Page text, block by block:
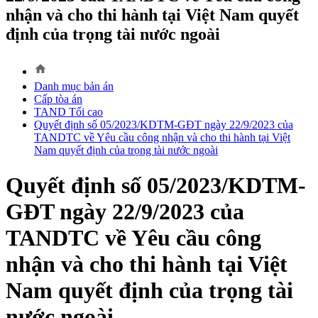
nhận và cho thi hành tại Việt Nam quyết
định của trọng tài nước ngoài
home
Danh mục bản án
Cấp tòa án
TAND Tối cao
Quyết định số 05/2023/KDTM-GĐT ngày 22/9/2023 của
TANDTC về Yêu cầu công nhận và cho thi hành tại Việt
Nam quyết định của trọng tài nước ngoài
Quyết định số 05/2023/KDTM-
GĐT ngày 22/9/2023 của
TANDTC về Yêu cầu công
nhận và cho thi hành tại Việt
Nam quyết định của trọng tài